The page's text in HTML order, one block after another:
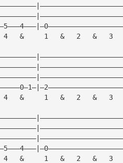
&     1   &   2   &   3
&     1   &   2   &   3
&     1   &   2   &   3